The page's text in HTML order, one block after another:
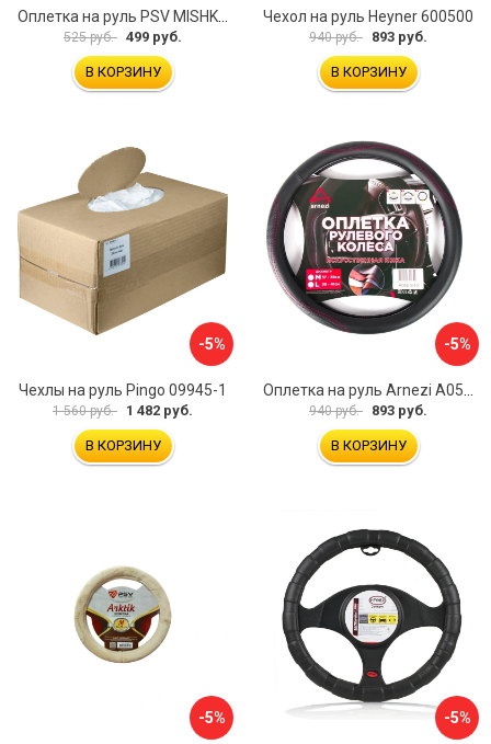
525 руб. 499 руб.
В КОРЗИНУ
Чехол на руль Heyner 600500
940 руб. 893 руб.
В КОРЗИНУ
-5%
Чехлы на руль Pingo 09945-1
1 560 руб. 1 482 руб.
В КОРЗИНУ
-5%
940 руб. 893 руб.
В КОРЗИНУ
-5% -5%